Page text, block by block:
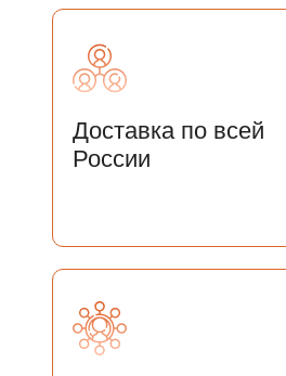
Доставка по всей
России
ОСТАЛИСЬ
ОСТАВЬТЕ СВОИ
МЫ СВЯЖЕМСЯ С